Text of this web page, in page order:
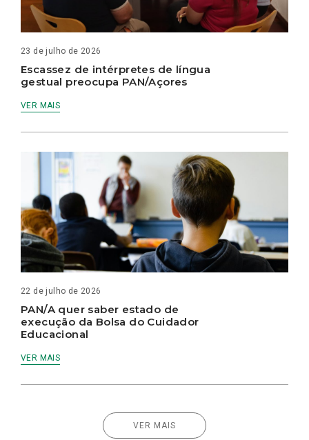
23 de julho de 2026
Escassez de intérpretes de língua
gestual preocupa PAN/Açores
VER MAIS
22 de julho de 2026
PAN/A quer saber estado de
execução da Bolsa do Cuidador
Educacional
VER MAIS
VER MAIS